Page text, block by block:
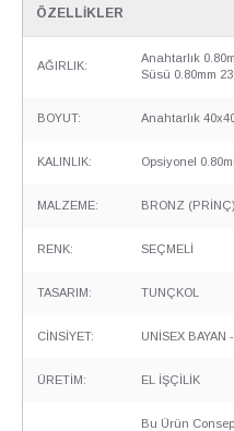
ÖZELLİKLER
AĞIRLIK:
Anahtarlık
Süsü 0.80mm
BOYUT: Anahtarlık
KALINLIK: Opsiyonel
MALZEME: BRONZ (PRİNÇ)
RENK: SEÇMELİ
TASARIM: TUNÇKOL
CİNSİYET: UNİSEX BAYAN
ÜRETİM: EL İŞÇİLİK
Bu Ürün